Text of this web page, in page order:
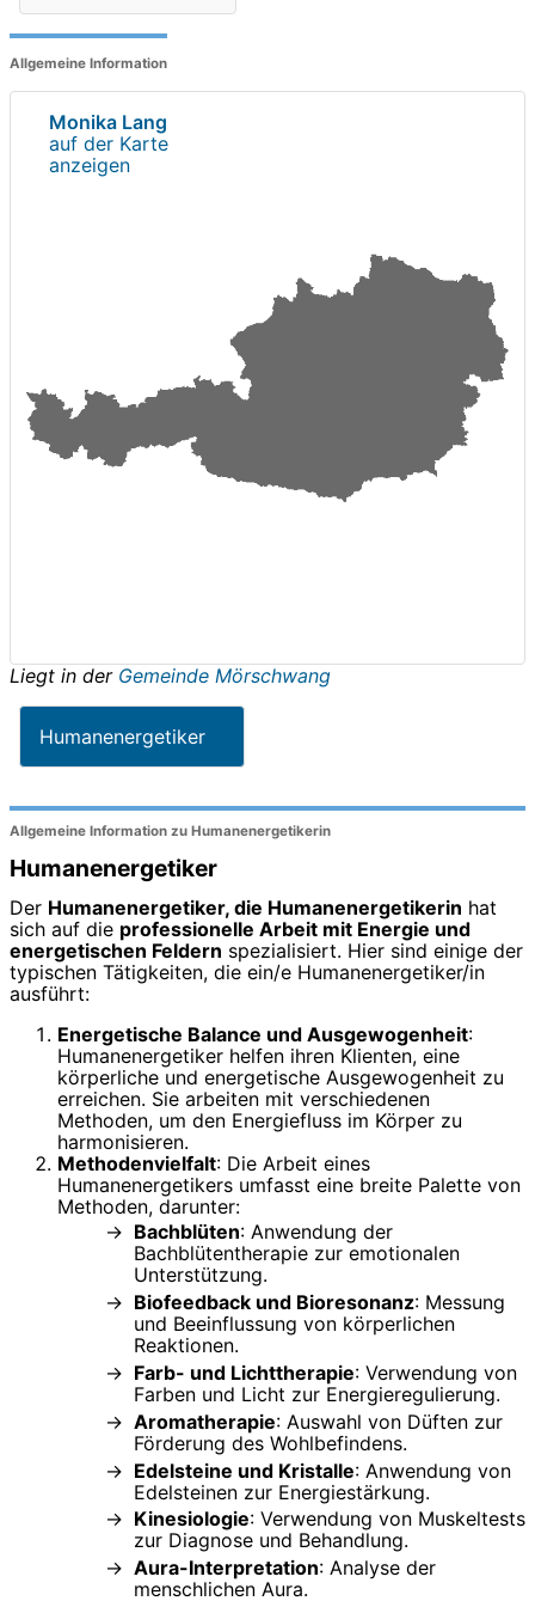
Allgemeine Information
Monika Lang
auf der Karte
anzeigen
Liegt in der Gemeinde Mörschwang
Humanenergetiker
Allgemeine Information zu Humanenergetikerin
Humanenergetiker
Der Humanenergetiker, die Humanenergetikerin hat
sich auf die professionelle Arbeit mit Energie und
energetischen Feldern spezialisiert. Hier sind einige der
typischen Tätigkeiten, die ein/e Humanenergetiker/in
ausführt:
Energetische Balance und Ausgewogenheit:
Humanenergetiker helfen ihren Klienten, eine
körperliche und energetische Ausgewogenheit zu
erreichen. Sie arbeiten mit verschiedenen
Methoden, um den Energiefluss im Körper zu
harmonisieren.
Methodenvielfalt: Die Arbeit eines
Humanenergetikers umfasst eine breite Palette von
Methoden, darunter:
Bachblüten: Anwendung der
Bachblütentherapie zur emotionalen
Unterstützung.
Biofeedback und Bioresonanz: Messung
und Beeinflussung von körperlichen
Reaktionen.
Farb- und Lichttherapie: Verwendung von
Farben und Licht zur Energieregulierung.
Aromatherapie: Auswahl von Düften zur
Förderung des Wohlbefindens.
Edelsteine und Kristalle: Anwendung von
Edelsteinen zur Energiestärkung.
Kinesiologie: Verwendung von Muskeltests
zur Diagnose und Behandlung.
Aura-Interpretation: Analyse der
menschlichen Aura.